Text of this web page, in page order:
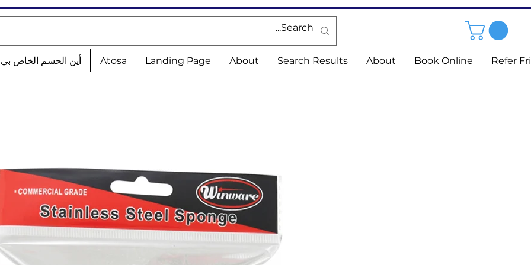
أين الحسم الخاص Atosa Landing Page About Search Results About Book Online Refer